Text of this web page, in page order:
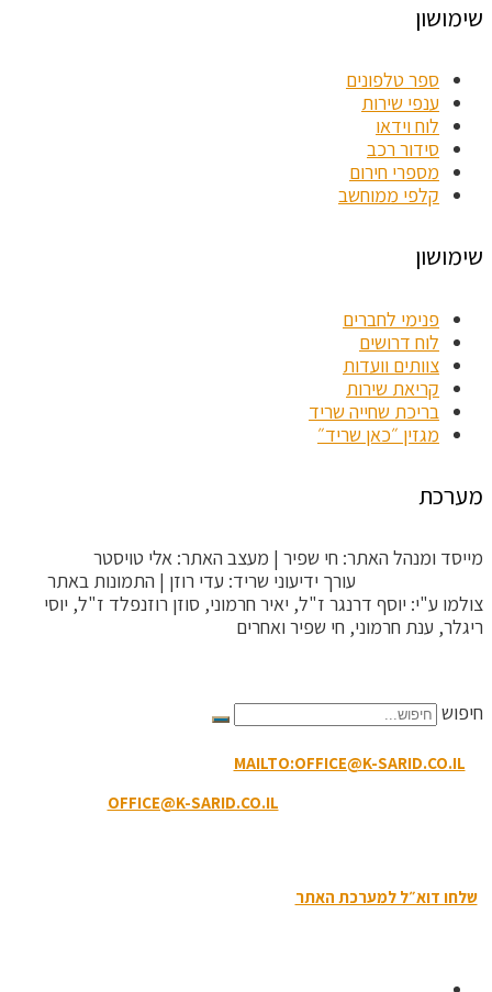
שימושון
ספר טלפונים
ענפי שירות
לוח וידאו
סידור רכב
מספרי חירום
קלפי ממוחשב
שימושון
פנימי לחברים
לוח דרושים
צוותים וועדות
קריאת שירות
בריכת שחייה שריד
מגזין ״כאן שריד״
מערכת
מייסד ומנהל האתר: חי שפיר | מעצב האתר: אלי טויסטר
עורך ידיעוני שריד: עדי רוזן | התמונות באתר
צולמו ע"י: יוסף דרנגר ז"ל, יאיר חרמוני, סוזן רוזנפלד ז"ל, יוסי
ריגלר, ענת חרמוני, חי שפיר ואחרים
חיפוש
MAILTO:OFFICE@K-SARID.CO.IL
OFFICE@K-SARID.CO.IL
שלחו דוא״ל למערכת האתר